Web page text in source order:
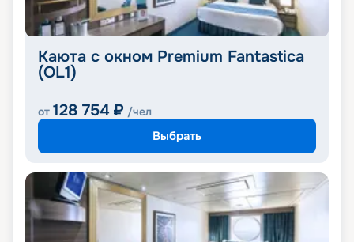
Каюта с окном Premium Fantastica
(OL1)
от 128 754 ₽ /чел
Выбрать